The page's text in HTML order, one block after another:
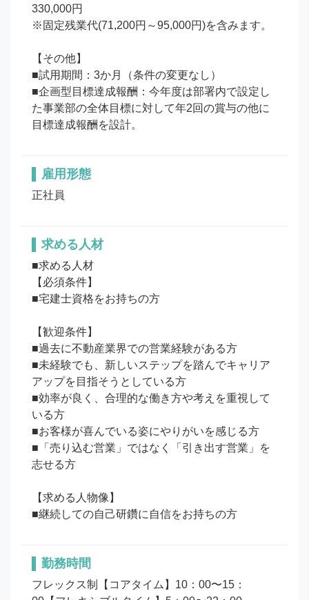
330,000円
※固定残業代(71,200円～95,000円)を含みます。
【その他】
■試用期間：3か月（条件の変更なし）
■企画型目標達成報酬：今年度は部署内で設定し
た事業部の全体目標に対して年2回の賞与の他に
目標達成報酬を設計。
雇用形態
正社員
求める人材
■求める人材
【必須条件】
■宅建士資格をお持ちの方
【歓迎条件】
■過去に不動産業界での営業経験がある方
■未経験でも、新しいステップを踏んでキャリア
アップを目指そうとしている方
■効率が良く、合理的な働き方や考えを重視して
いる方
■お客様が喜んでいる姿にやりがいを感じる方
■「売り込む営業」ではなく「引き出す営業」を
志せる方
【求める人物像】
勤務時間
フレックス制【コアタイム】10：00〜15：